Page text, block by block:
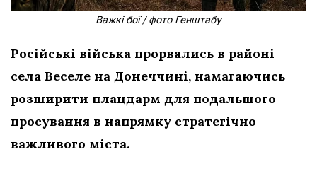
Важкі бої / фото Генштабу
Російські війська прорвались в районі
села Веселе на Донеччині, намагаючись
розширити плацдарм для подальшого
просування в напрямку стратегічно
важливого міста.